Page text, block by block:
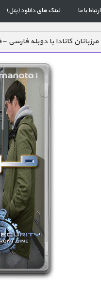
ارتباط با ما لینک های دانلود (پنل)
مرزبانان کانادا با دوبله فارسی –